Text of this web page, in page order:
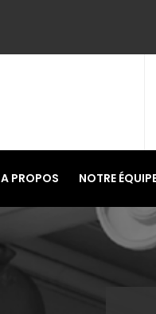
A PROPOS NOTRE